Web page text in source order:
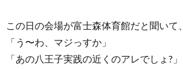
この日の会場が富士森体育館だと聞いて、
「う〜わ、マジっすか」
「あの八王子実践の近くのアレでしょ?」